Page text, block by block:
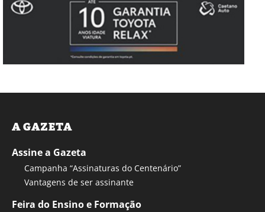
A GAZETA
Assine a Gazeta
Campanha “Assinaturas do Centenário”
Vantagens de ser assinante
Feira do Ensino e Formação